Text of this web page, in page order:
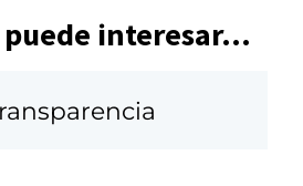
interesar...